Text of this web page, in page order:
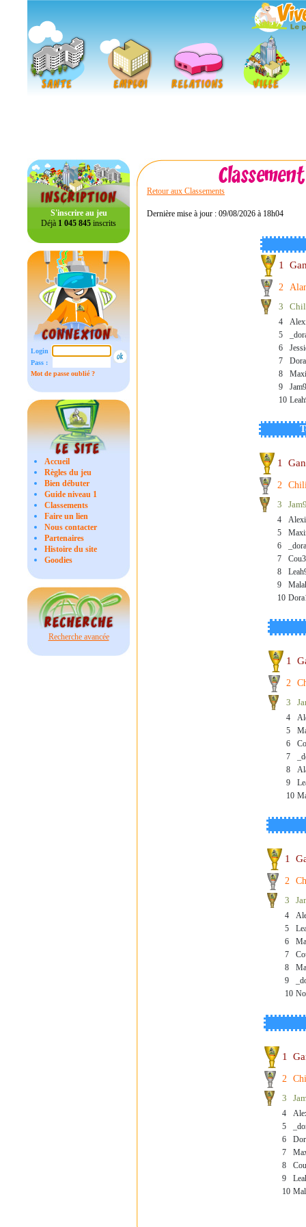
S'inscrire au jeu
Déjà 1 045 845 inscrits
Login :
Pass :
Mot de passe oublié ?
Accueil
Règles du jeu
Bien débuter
Guide niveau 1
Classements
Faire un lien
Nous contacter
Partenaires
Histoire du site
Goodies
Recherche avancée
Retour aux Classements
Dernière mise à jour : 09/08/2026 à 18h04
1
2
3
4
5
6
7
8
9
10
1
2
3
4
5
6
7
8
9
10
1
2
3
4
5
6
7
8
9
10
1
2
3
4
5
6
7
8
9
10
1
2
3
4
5
6
7
8
9
10